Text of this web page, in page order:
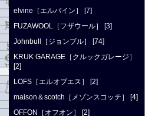
elvine［エルバイン］ [7]
FUZAWOOL［フザウール］ [3]
Johnbull［ジョンブル］ [74]
KRUK GARAGE［クルックガレージ］
[2]
LOFS［エルオブエス］ [2]
maison＆scotch［メゾンスコッチ］ [4]
OFFON［オフオン］ [2]